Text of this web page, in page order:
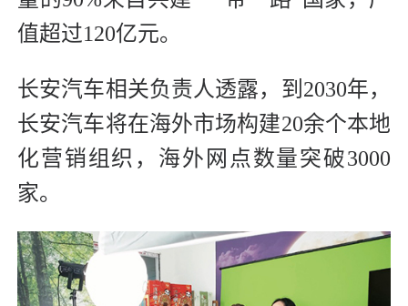
值超过120亿元。
长安汽车相关负责人透露，到2030年，
长安汽车将在海外市场构建20余个本地
化营销组织，海外网点数量突破3000
家。